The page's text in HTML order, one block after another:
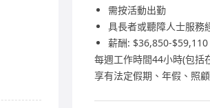
需按活動出勤
具長者或聽障人士服務
薪酬: $36,850-$59,110
每週工作時間44小時(包括
享有法定假期、年假、照